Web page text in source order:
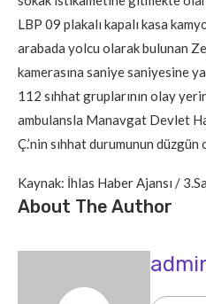
LBP 09 plakalı kapalı kasa
arabada yolcu olarak bulunan
kamerasına saniye saniyesine
112 sıhhat gruplarının olay
ambulansla Manavgat Devlet
Ç.’nin sıhhat durumunun
Kaynak: İhlas Haber Ajansı /
About The Author